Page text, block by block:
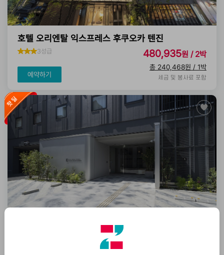
호텔 오리엔탈 익스프레스 후쿠오카 텐진
3성급
예약하기
480,935원 / 2박
총 240,468원 / 1박
세금 및 봉사료 포함
호텔 오리엔탈 익스프레스 후쿠오카 나카스 카와바타